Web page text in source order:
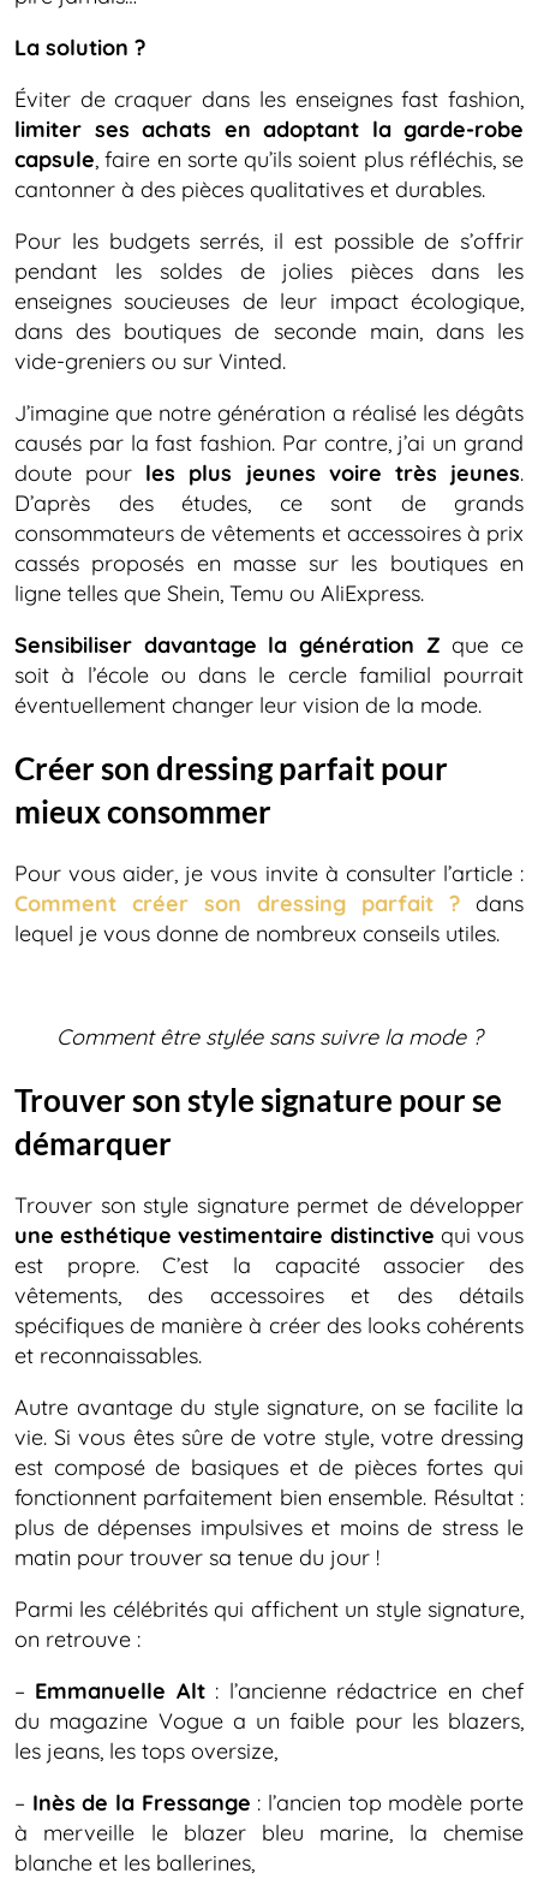
La solution ?
Éviter de craquer dans les enseignes fast fashion,
limiter ses achats en adoptant la garde-robe
capsule, faire en sorte qu’ils soient plus réfléchis, se
cantonner à des pièces qualitatives et durables.
Pour les budgets serrés, il est possible de s’offrir
pendant les soldes de jolies pièces dans les
enseignes soucieuses de leur impact écologique,
dans des boutiques de seconde main, dans les
vide-greniers ou sur Vinted.
J’imagine que notre génération a réalisé les dégâts
causés par la fast fashion. Par contre, j’ai un grand
doute pour les plus jeunes voire très jeunes.
D’après des études, ce sont de grands
consommateurs de vêtements et accessoires à prix
cassés proposés en masse sur les boutiques en
ligne telles que Shein, Temu ou AliExpress.
Sensibiliser davantage la génération Z que ce
soit à l’école ou dans le cercle familial pourrait
éventuellement changer leur vision de la mode.
Créer son dressing parfait pour
mieux consommer
Pour vous aider, je vous invite à consulter l’article :
Comment créer son dressing parfait ? dans
lequel je vous donne de nombreux conseils utiles.
Comment être stylée sans suivre la mode ?
Trouver son style signature pour se
démarquer
Trouver son style signature permet de développer
une esthétique vestimentaire distinctive qui vous
est propre. C’est la capacité associer des
vêtements, des accessoires et des détails
spécifiques de manière à créer des looks cohérents
et reconnaissables.
Autre avantage du style signature, on se facilite la
vie. Si vous êtes sûre de votre style, votre dressing
est composé de basiques et de pièces fortes qui
fonctionnent parfaitement bien ensemble. Résultat :
plus de dépenses impulsives et moins de stress le
matin pour trouver sa tenue du jour !
Parmi les célébrités qui affichent un style signature,
on retrouve :
– Emmanuelle Alt: l’ancienne rédactrice en chef
du magazine Vogue a un faible pour les blazers,
les jeans, les tops oversize,
– Inès de la Fressange : l’ancien top modèle porte
à merveille le blazer bleu marine, la chemise
blanche et les ballerines,